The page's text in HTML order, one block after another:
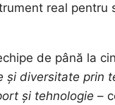
real pentru
de până la
și diversitate prin
și tehnologie –